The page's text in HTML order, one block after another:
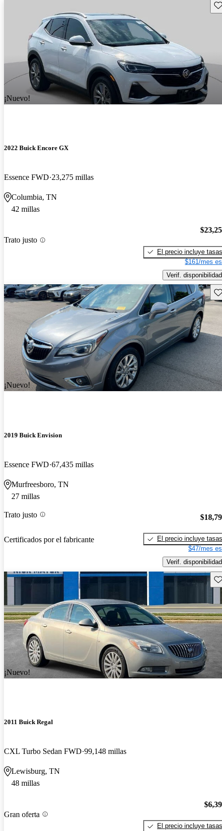
¡Nuevo!
2022 Buick Encore GX
Essence FWD 23,275 millas
Columbia, TN
42 millas
Trato justo
El precio incluye tasas
$161/mes
Verif. disponibilidad
¡Nuevo!
2019 Buick Envision
Essence FWD 67,435 millas
Murfreesboro, TN
27 millas
Trato justo
Certificados por el fabricante
El precio incluye tasas
$47/mes
Verif. disponibilidad
¡Nuevo!
2011 Buick Regal
CXL Turbo Sedan FWD 99,148 millas
Lewisburg, TN
48 millas
Gran oferta
El precio incluye tasas